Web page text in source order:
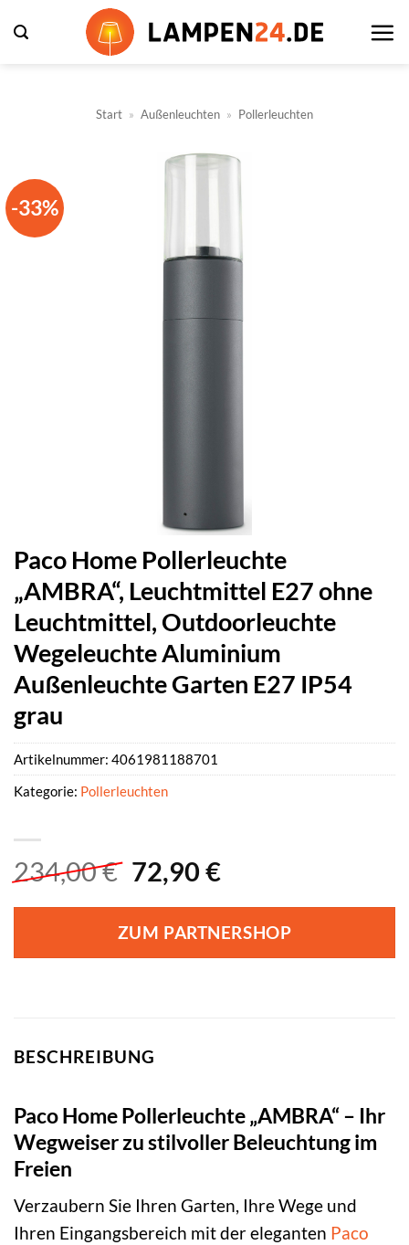
Inhalt
Start » Außenleuchten » Pollerleuchten
-33%
Paco Home Pollerleuchte
„AMBRA“, Leuchtmittel E27 ohne
Leuchtmittel, Outdoorleuchte
Wegeleuchte Aluminium
Außenleuchte Garten E27 IP54
grau
234,00€ Ursprünglicher
war:
234,00 €
72,90 €Aktueller
ist:
72,90 €.
ZUM PARTNERSHOP
Artikelnummer: 4061981188701
Kategorie: Pollerleuchten
BESCHREIBUNG
Paco Home Pollerleuchte „AMBRA“ – Ihr
Wegweiser zu stilvoller Beleuchtung im
Freien
Verzaubern Sie Ihren Garten, Ihre Wege und
Ihren Eingangsbereich mit der eleganten Paco